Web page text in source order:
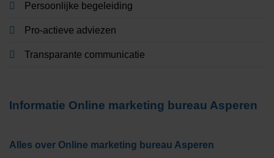
Persoonlijke begeleiding
Pro-actieve adviezen
Transparante communicatie
Informatie Online marketing bureau Asperen
Alles over Online marketing bureau Asperen